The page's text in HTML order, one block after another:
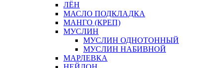
ЛЁН
МАСЛО ПОДКЛАДКА
МАНГО (КРЕП)
МУСЛИН
МУСЛИН ОДНОТОННЫЙ
МУСЛИН НАБИВНОЙ
МАРЛЕВКА